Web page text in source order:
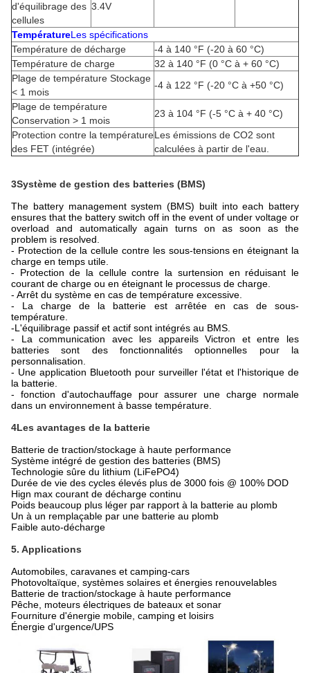
d'équilibrage des
cellules
3.4V
TempératureLes spécifications
Température de décharge
-4 à 140 °F (-20 à 60 °C)
Température de charge
32 à 140 °F (0 °C à + 60 °C)
Plage de température Stockage
< 1 mois
-4 à 122 °F (-20 °C à +50 °C)
Plage de température
Conservation > 1 mois
23 à 104 °F (-5 °C à + 40 °C)
Protection contre la température
des FET (intégrée)
Les émissions de CO2 sont
calculées à partir de l'eau.
3Système de gestion des batteries (BMS)
The battery management system (BMS) built into each battery
ensures that the battery switch off in the event of under voltage or
overload and automatically again turns on as soon as the
problem is resolved.
- Protection de la cellule contre les sous-tensions en éteignant la
charge en temps utile.
- Protection de la cellule contre la surtension en réduisant le
courant de charge ou en éteignant le processus de charge.
- Arrêt du système en cas de température excessive.
- La charge de la batterie est arrêtée en cas de sous-
température.
-L'équilibrage passif et actif sont intégrés au BMS.
- La communication avec les appareils Victron et entre les
batteries sont des fonctionnalités optionnelles pour la
personnalisation.
- Une application Bluetooth pour surveiller l'état et l'historique de
la batterie.
- fonction d'autochauffage pour assurer une charge normale
dans un environnement à basse température.
4Les avantages de la batterie
Batterie de traction/stockage à haute performance
Système intégré de gestion des batteries (BMS)
Technologie sûre du lithium (LiFePO4)
Durée de vie des cycles élevés plus de 3000 fois @ 100% DOD
Hign max courant de décharge continu
Poids beaucoup plus léger par rapport à la batterie au plomb
Un à un remplaçable par une batterie au plomb
Faible auto-décharge
5. Applications
Automobiles, caravanes et camping-cars
Photovoltaïque, systèmes solaires et énergies renouvelables
Batterie de traction/stockage à haute performance
Pêche, moteurs électriques de bateaux et sonar
Fourniture d'énergie mobile, camping et loisirs
Énergie d'urgence/UPS